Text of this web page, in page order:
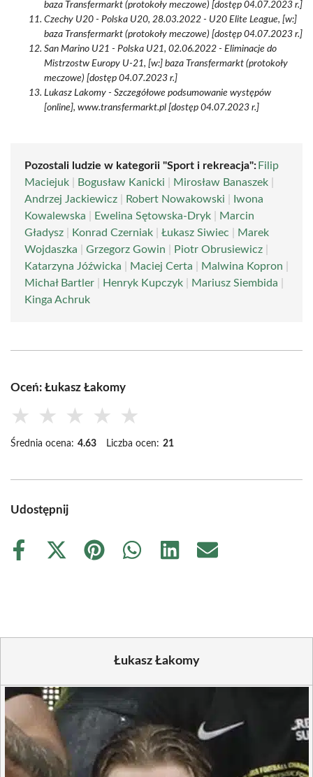
baza Transfermarkt (protokoły meczowe) [dostęp 04.07.2023 r.]
Czechy U20 - Polska U20, 28.03.2022 - U20 Elite League, [w:]
baza Transfermarkt (protokoły meczowe) [dostęp 04.07.2023 r.]
San Marino U21 - Polska U21, 02.06.2022 - Eliminacje do
Mistrzostw Europy U-21, [w:] baza Transfermarkt (protokoły
meczowe) [dostęp 04.07.2023 r.]
Lukasz Lakomy - Szczegółowe podsumowanie występów
[online], www.transfermarkt.pl [dostęp 04.07.2023 r.]
Pozostali ludzie w kategorii "Sport i rekreacja": Filip
Maciejuk
Bogusław Kanicki Mirosław Banaszek
Andrzej Jackiewicz
Robert Nowakowski
Iwona
Kowalewska
Ewelina Sętowska-Dryk
Marcin
Gładysz
Konrad Czerniak Łukasz Siwiec
Marek
Wojdaszka
Grzegorz Gowin Piotr Obrusiewicz
Katarzyna Jóźwicka
Maciej Certa Malwina Kopron
Michał Bartler
Henryk Kupczyk Mariusz Siembida
Kinga Achruk
Oceń: Łukasz Łakomy
★ ★ ★ ★ ★
Średnia ocena: 4.63 Liczba ocen: 21
Udostępnij
Share
Share
Share
Share
Share
Share
Łukasz Łakomy